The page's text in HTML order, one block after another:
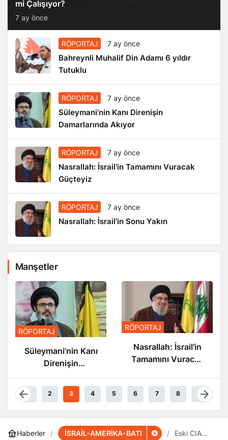
mi Çalışıyor?
7 ay önce
RÖPORTAJ 7 ay önce
Bahreynli Muhalif Din Adamı 6 yıldır
Tutuklu
RÖPORTAJ 7 ay önce
Süleymani’nin Kanı Direnişin
Damarlarında Akıyor
RÖPORTAJ 7 ay önce
Nasrallah: İsrail’in Tamamını Vuracak
Güçteyiz
RÖPORTAJ 7 ay önce
Nasrallah: İsrail’in Sonu Yakın
Manşetler
RÖPORTAJ
Süleymani’nin Kanı
Direnişin
Akıyor
RÖPORTAJ
Nasrallah: İsrail’in
Tamamını Vuracak
1 2 3 4 5 6 7 8 9
Haberler İSRAİL-AMERİKA-BATI
Eski CIA